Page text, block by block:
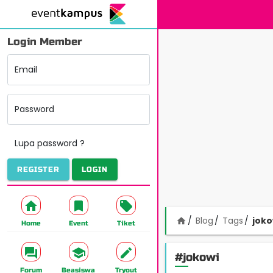
Login Member
Email
Password
Lupa password ?
REGISTER LOGIN
Home Event Tiket
Forum Beasiswa Tryout
home Blog Tags
#jokowi